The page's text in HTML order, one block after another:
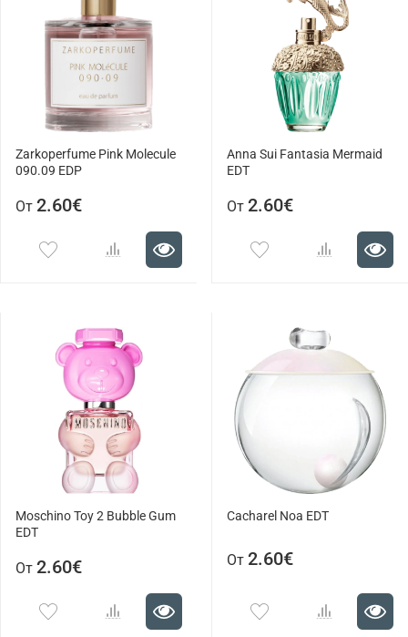
Zarkoperfume Pink Molecule
090.09 EDP
От 2.60€
Anna Sui Fantasia Mermaid
EDT
От 2.60€
Moschino Toy 2 Bubble Gum
EDT
От 2.60€
Cacharel Noa EDT
От 2.60€